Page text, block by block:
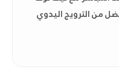
من الترويج اليدوي